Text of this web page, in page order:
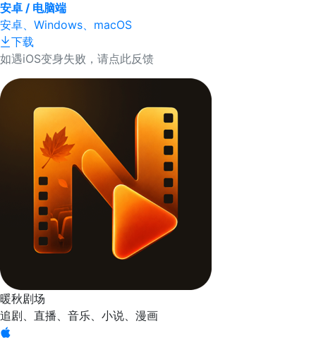
安卓 / 电脑端
安卓、Windows、macOS
下载
如遇iOS变身失败，请点此反馈
暖秋剧场
追剧、直播、音乐、小说、漫画